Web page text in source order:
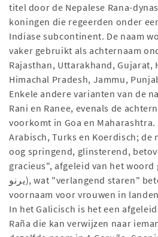
titel door de Nepalese Rana-
koningen die regeerden onder
Indiase subcontinent. De naam
vaker gebruikt als achternaam
Rajasthan, Uttarakhand, Gujarat,
Himachal Pradesh, Jammu,
Enkele andere varianten van de
Rani en Ranee, evenals de
voorkomt in Goa en Maharashtra.
Arabisch, Turks en Koerdisch; de
oog springend, glinsterend,
gracieus", afgeleid van het woord
يرنو), wat "verlangend staren" betekent. Het is een
voornaam voor vrouwen in
In het Galicisch is het een
Raña die kan verwijzen naar